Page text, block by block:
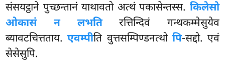
संसयट्ठाने पुच्छन्तानं याथावतो अत्थं पकासेन्तस्स. किलेसो
ओकासं न लभतिरत्तिन्दिवं गन्थकम्मेसुयेव
ब्यावटचित्तताय.एवम्पीति वुत्तसम्पिण्डनत्थो पि-सद्दो. एवं
सेसेसुपि.